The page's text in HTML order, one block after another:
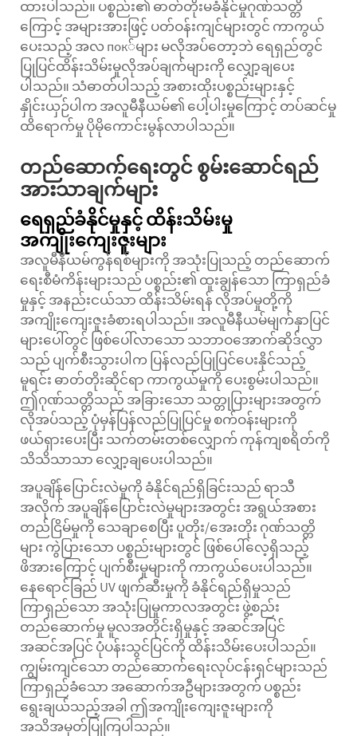
ထားပါသည်။ ပစ္စည်း၏ ဓာတ်တိုးမခံနိုင်မှုဂုဏ်သတ္တိ
ကြောင့် အများအားဖြင့် ပတ်ဝန်းကျင်များတွင် ကာကွယ်
ပေးသည့် အလ пок်များ မလိုအပ်တော့ဘဲ ရေရှည်တွင်
ပြုပြင်ထိန်းသိမ်းမှုလိုအပ်ချက်များကို လျှော့ချပေး
ပါသည်။ သံဓာတ်ပါသည့် အစားထိုးပစ္စည်းများနှင့်
နှိုင်းယှဉ်ပါက အလူမီနီယမ်၏ ပေါ့ပါးမှုကြောင့် တပ်ဆင်မှု
ထိရောက်မှု ပိုမိုကောင်းမွန်လာပါသည်။
တည်ဆောက်ရေးတွင် စွမ်းဆောင်ရည်
အားသာချက်များ
ရေရှည်ခံနိုင်မှုနှင့် ထိန်းသိမ်းမှု
အကျိုးကျေးဇူးများ
အလူမီနီယမ်ကွန်ရစ်များကို အသုံးပြုသည့် တည်ဆောက်
ရေးစီမံကိန်းများသည် ပစ္စည်း၏ ထူးချွန်သော ကြာရှည်ခံ
မှုနှင့် အနည်းငယ်သာ ထိန်းသိမ်းရန် လိုအပ်မှုတို့ကို
အကျိုးကျေးဇူးခံစားရပါသည်။ အလူမီနီယမ်မျက်နှာပြင်
များပေါ်တွင် ဖြစ်ပေါ်လာသော သဘာဝအောက်ဆိုဒ်လွှာ
သည် ပျက်စီးသွားပါက ပြန်လည်ပြုပြင်ပေးနိုင်သည့်
မူရင်း ဓာတ်တိုးဆိုင်ရာ ကာကွယ်မှုကို ပေးစွမ်းပါသည်။
ဤဂုဏ်သတ္တိသည် အခြားသော သတ္တုပြားများအတွက်
လိုအပ်သည့် ပုံမှန်ပြန်လည်ပြုပြင်မှု စက်ဝန်းများကို
ဖယ်ရှားပေးပြီး သက်တမ်းတစ်လျှောက် ကုန်ကျစရိတ်ကို
သိသိသာသာ လျှော့ချပေးပါသည်။
အပူချိန်ပြောင်းလဲမှုကို ခံနိုင်ရည်ရှိခြင်းသည် ရာသီ
အလိုက် အပူချိန်ပြောင်းလဲမှုများအတွင်း အရွယ်အစား
တည်ငြိမ်မှုကို သေချာစေပြီး ပူတိုး/အေးတိုး ဂုဏ်သတ္တိ
များ ကွဲပြားသော ပစ္စည်းများတွင် ဖြစ်ပေါ်လေ့ရှိသည့်
ဖိအားကြောင့် ပျက်စီးမှုများကို ကာကွယ်ပေးပါသည်။
နေရောင်ခြည် UV ဖျက်ဆီးမှုကို ခံနိုင်ရည်ရှိမှုသည်
ကြာရှည်သော အသုံးပြုမှုကာလအတွင်း ဖွဲ့စည်း
တည်ဆောက်မှု မူလအတိုင်းရှိမှုနှင့် အဆင်အပြင်
အဆင်အပြင် ပုံပန်းသွင်ပြင်ကို ထိန်းသိမ်းပေးပါသည်။
ကျွမ်းကျင်သော တည်ဆောက်ရေးလုပ်ငန်းရှင်များသည်
ကြာရှည်ခံသော အဆောက်အဦများအတွက် ပစ္စည်း
ရွေးချယ်သည့်အခါ ဤအကျိုးကျေးဇူးများကို
အသိအမှတ်ပြုကြပါသည်။